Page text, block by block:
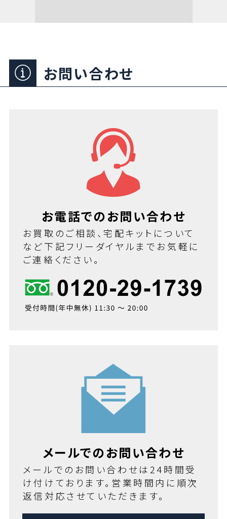
お問い合わせ
お電話でのお問い合わせ
お買取のご相談、宅配キットについて
など下記フリーダイヤルまでお気軽に
ご連絡ください。
メールでのお問い合わせ
メールでのお問い合わせは24時間受
け付けております。営業時間内に順次
返信対応させていただきます。